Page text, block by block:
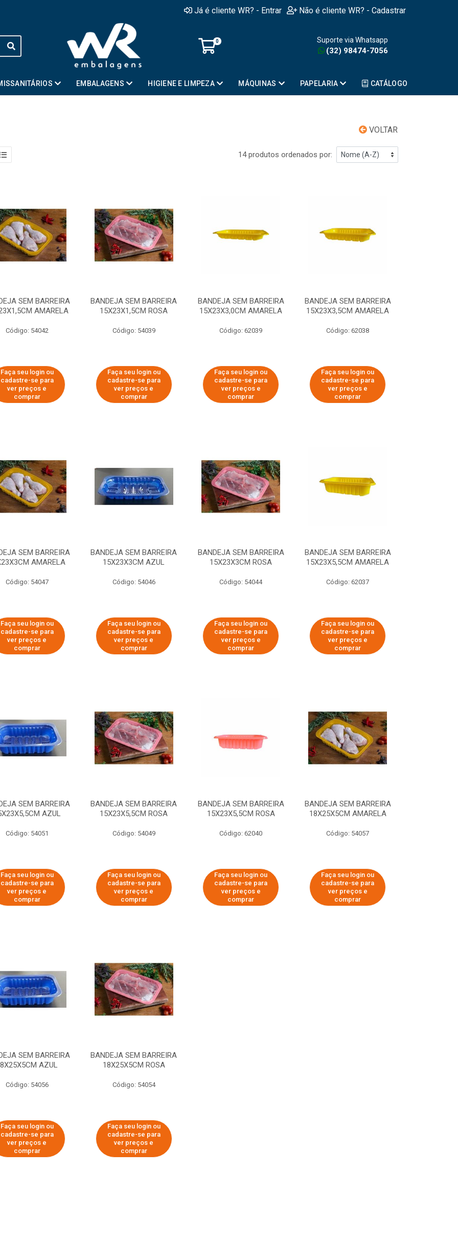
Já é cliente WR? - Entrar Não é cliente WR? - Cadastrar
0 Suporte via Whatsapp
(32) 98474-7056
EMBALAGENS HIGIENE E LIMPEZA MÁQUINAS PAPELARIA CATÁLOGO
VOLTAR
14 produtos ordenados por:
SEM BARREIRA
AMARELA
Código: 54042
Faça seu login ou
cadastre-se para
ver preços e
comprar
BANDEJA SEM BARREIRA
15X23X1,5CM ROSA
Código: 54039
Faça seu login ou
cadastre-se para
ver preços e
comprar
BANDEJA SEM BARREIRA
15X23X3,0CM AMARELA
Código: 62039
Faça seu login ou
cadastre-se para
ver preços e
comprar
BANDEJA SEM BARREIRA
15X23X3,5CM AMARELA
Código: 62038
Faça seu login ou
cadastre-se para
ver preços e
comprar
SEM BARREIRA
AMARELA
Código: 54047
Faça seu login ou
cadastre-se para
ver preços e
comprar
BANDEJA SEM BARREIRA
15X23X3CM AZUL
Código: 54046
Faça seu login ou
cadastre-se para
ver preços e
comprar
BANDEJA SEM BARREIRA
15X23X3CM ROSA
Código: 54044
Faça seu login ou
cadastre-se para
ver preços e
comprar
BANDEJA SEM BARREIRA
15X23X5,5CM AMARELA
Código: 62037
Faça seu login ou
cadastre-se para
ver preços e
comprar
SEM BARREIRA
AZUL
Código: 54051
Faça seu login ou
cadastre-se para
ver preços e
comprar
BANDEJA SEM BARREIRA
15X23X5,5CM ROSA
Código: 54049
Faça seu login ou
cadastre-se para
ver preços e
comprar
BANDEJA SEM BARREIRA
15X23X5,5CM ROSA
Código: 62040
Faça seu login ou
cadastre-se para
ver preços e
comprar
BANDEJA SEM BARREIRA
18X25X5CM AMARELA
Código: 54057
Faça seu login ou
cadastre-se para
ver preços e
comprar
SEM BARREIRA
AZUL
Código: 54056
Faça seu login ou
cadastre-se para
ver preços e
comprar
BANDEJA SEM BARREIRA
18X25X5CM ROSA
Código: 54054
Faça seu login ou
cadastre-se para
ver preços e
comprar